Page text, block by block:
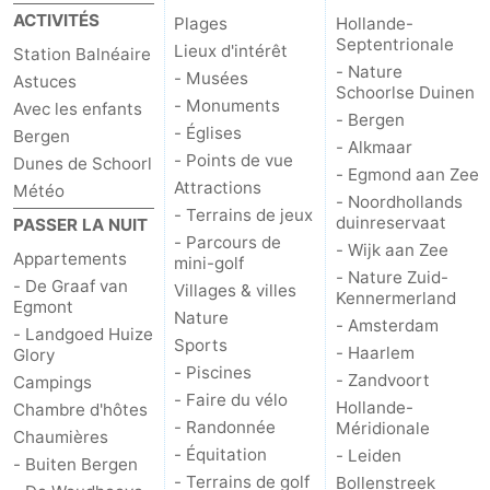
ACTIVITÉS
Station Balnéaire
Astuces
Avec les enfants
Bergen
Dunes de Schoorl
Météo
PASSER LA NUIT
Appartements
- De Graaf van
Egmont
- Landgoed Huize
Glory
Campings
Chambre d'hôtes
Chaumières
- Buiten Bergen
Plages
Lieux d'intérêt
- Musées
- Monuments
- Églises
- Points de vue
Attractions
- Terrains de jeux
- Parcours de
mini-golf
Villages & villes
Nature
Sports
- Piscines
- Faire du vélo
- Randonnée
- Équitation
- Terrains de golf
Hollande-
Septentrionale
- Nature
Schoorlse Duinen
- Bergen
- Alkmaar
- Egmond aan Zee
- Noordhollands
duinreservaat
- Wijk aan Zee
- Nature Zuid-
Kennermerland
- Amsterdam
- Haarlem
- Zandvoort
Hollande-
Méridionale
- Leiden
Bollenstreek